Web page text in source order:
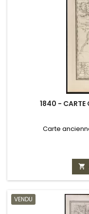
1840 - CARTE
Carte

VENDU